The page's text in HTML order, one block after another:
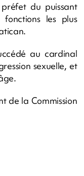
du puissant
les plus
au cardinal
sexuelle, et
de la Commission